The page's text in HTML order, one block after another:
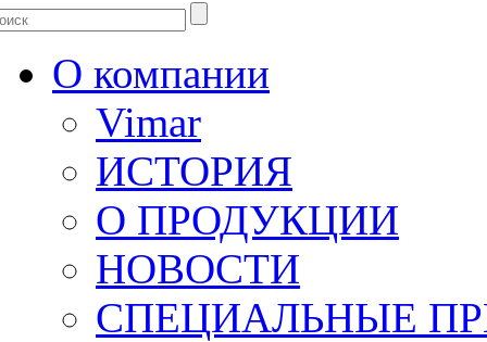
О компании
Vimar
ИСТОРИЯ
О ПРОДУКЦИИ
НОВОСТИ
СПЕЦИАЛЬНЫЕ